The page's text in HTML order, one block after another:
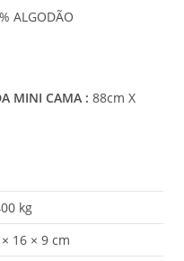
ALGODÃO
MINI CAMA : 88cm X
kg
16 × 9 cm